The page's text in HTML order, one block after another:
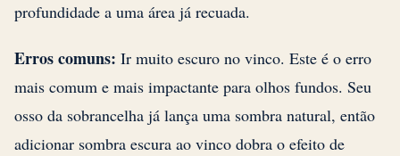
profundidade a uma área já recuada.
Erros comuns: Ir muito escuro no vinco. Este é o erro
mais comum e mais impactante para olhos fundos. Seu
osso da sobrancelha já lança uma sombra natural, então
adicionar sombra escura ao vinco dobra o efeito de